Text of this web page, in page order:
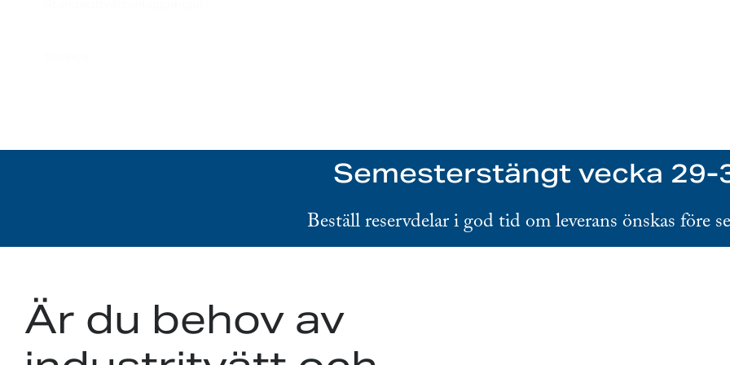
Semesterstängt vecka 29-
Beställ reservdelar i god tid om leverans önskas före
Är du behov av